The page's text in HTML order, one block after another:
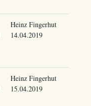
Heinz Fingerhut
14.04.2019
Heinz Fingerhut
15.04.2019